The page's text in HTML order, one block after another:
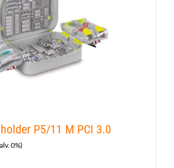
P5/11 M PCI 3.0
alv. 0%)